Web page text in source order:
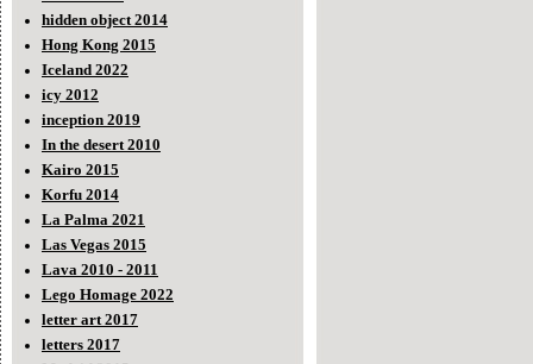
hidden object 2014
Hong Kong 2015
Iceland 2022
icy 2012
inception 2019
In the desert 2010
Kairo 2015
Korfu 2014
La Palma 2021
Las Vegas 2015
Lava 2010 - 2011
Lego Homage 2022
letter art 2017
letters 2017